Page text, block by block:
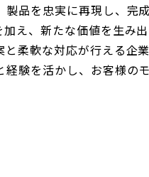
品を忠実に再現し、完
え、新たな価値を生み
柔軟な対応が行える企
験を活かし、お客様の